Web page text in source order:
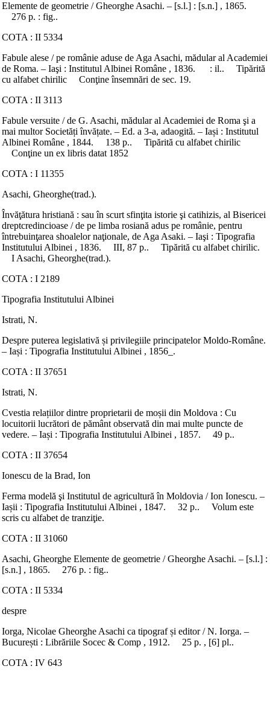
Elemente de geometrie / Gheorghe Asachi. – [s.l.] : [s.n.] , 1865.
276 p. : fig..
COTA : II 5334
Fabule alese / pe românie aduse de Aga Asachi, mădular al Academiei
de Roma. – Iaşi : Institutul Albinei Române , 1836. : il.. Tipărită
cu alfabet chirilic Conţine însemnări de sec. 19.
COTA : II 3113
Fabule versuite / de G. Asachi, mădular al Academiei de Roma şi a
mai multor Societăți învățate. – Ed. a 3-a, adaogită. – Iași : Institutul
Albinei Române , 1844. 138 p.. Tipărită cu alfabet chirilic
Conţine un ex libris datat 1852
COTA : I 11355
Asachi, Gheorghe(trad.).
Învăţătura hristiană : sau în scurt sfinţita istorie şi catihizis, al Bisericei
dreptcredincioase / de pe limba rosiană adus pe românie, pentru
întrebuinţarea shoalelor naţionale, de Aga Asaki. – Iaşi : Tipografia
Institutului Albinei , 1836. III, 87 p.. Tipărită cu alfabet chirilic.
I Asachi, Gheorghe(trad.).
COTA : I 2189
Tipografia Institutului Albinei
Istrati, N.
Despre puterea legislativă și privilegiile principatelor Moldo-Române.
– Iași : Tipografia Institutului Albinei , 1856_.
COTA : II 37651
Istrati, N.
Cvestia relațiilor dintre proprietarii de moșii din Moldova : Cu
locuitorii lucrători de pământ observată din mai multe puncte de
vedere. – Iași : Tipografia Institutului Albinei , 1857. 49 p..
COTA : II 37654
Ionescu de la Brad, Ion
Ferma modelă şi Institutul de agricultură în Moldovia / Ion Ionescu. –
Iașii : Tipografia Institutului Albinei , 1847. 32 p.. Volum este
scris cu alfabet de tranziţie.
COTA : II 31060
Asachi, Gheorghe Elemente de geometrie / Gheorghe Asachi. – [s.l.] :
[s.n.] , 1865. 276 p. : fig..
COTA : II 5334
despre
Iorga, Nicolae Gheorghe Asachi ca tipograf și editor / N. Iorga. –
București : Librăriile Socec & Comp , 1912. 25 p. , [6] pl..
COTA : IV 643